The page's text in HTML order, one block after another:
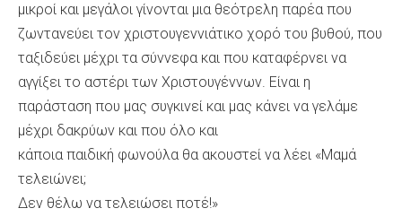
μικροί και μεγάλοι γίνονται μια θεότρελη παρέα που
ζωντανεύει τον χριστουγεννιάτικο χορό του βυθού, που
ταξιδεύει μέχρι τα σύννεφα και που καταφέρνει να
αγγίξει το αστέρι των Χριστουγέννων. Είναι η
παράσταση που μας συγκινεί και μας κάνει να γελάμε
μέχρι δακρύων και που όλο και
κάποια παιδική φωνούλα θα ακουστεί να λέει «Μαμά
τελειώνει;
Δεν θέλω να τελειώσει ποτέ!»